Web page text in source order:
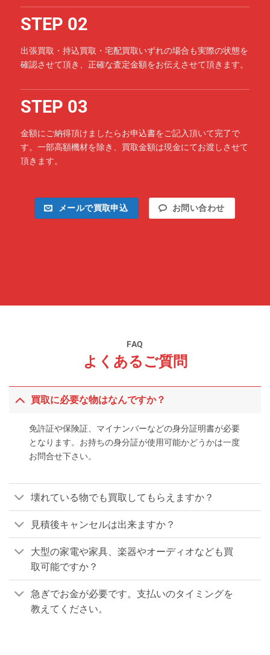
STEP 02
出張買取・持込買取・宅配買取いずれの場合も実際の状態を
確認させて頂き、正確な査定金額をお伝えさせて頂きます。
STEP 03
金額にご納得頂けましたらお申込書をご記入頂いて完了で
す。一部高額機材を除き、買取金額は現金にてお渡しさせて
頂きます。
メールで買取申込 お問い合わせ
FAQ
よくあるご質問
買取に必要な物はなんですか？
免許証や保険証、マイナンバーなどの身分証明書が必要
となります。お持ちの身分証が使用可能かどうかは一度
お問合せ下さい。
壊れている物でも買取してもらえますか？
見積後キャンセルは出来ますか？
大型の家電や家具、楽器やオーディオなども買
取可能ですか？
急ぎでお金が必要です。支払いのタイミングを
教えてください。